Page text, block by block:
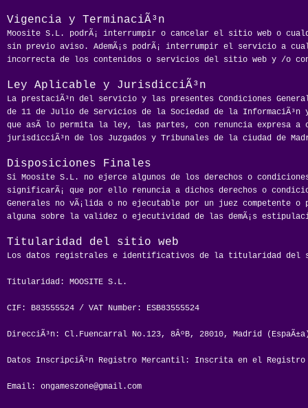
Vigencia y TerminaciÃ³n
Moosite S.L. podrÃ¡ interrumpir o cancelar el sitio web o
sin previo aviso. AdemÃ¡s podrÃ¡ interrumpir el servicio a
incorrecta de los contenidos o servicios del sitio web y /o
Ley Aplicable y JurisdicciÃ³n
La prestaciÃ³n del servicio y las presentes Condiciones
de 11 de Julio de Servicios de la Sociedad de la InformaciÃ³n y
que asÃ­ lo permita la ley, las partes, con renuncia expresa a
jurisdicciÃ³n de los Juzgados y Tribunales de la ciudad de
Disposiciones Finales
Si Moosite S.L. no ejerce algunos de los derechos o
significarÃ¡ que por ello renuncia a dichos derechos o
Generales no vÃ¡lida o no ejecutable por un juez competente
alguna sobre la validez o ejecutividad de las demÃ¡s
Titularidad del sitio web
Los datos registrales e identificativos de la titularidad del
Titularidad: MOOSITE S.L.
CIF: B83555524 / VAT Number: ESB83555524
DirecciÃ³n: Cl.Fuencarral No.123, 8ÂºB, 28010, Madrid
Datos InscripciÃ³n Registro Mercantil: Inscrita en el Registro
Email: ongameszone@gmail.com